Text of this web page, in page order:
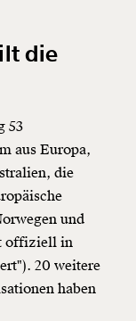
die
53
aus Europa,
die
und
offiziell in
20 weitere
haben